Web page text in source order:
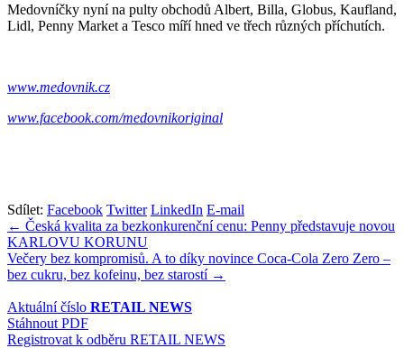
Medovníčky nyní na pulty obchodů Albert, Billa, Globus, Kaufland,
Lidl, Penny Market a Tesco míří hned ve třech různých příchutích.
www.medovnik.cz
www.facebook.com/medovnikoriginal
Sdílet: Facebook Twitter LinkedIn E-mail
Navigace
pro
příspěvek
← Česká kvalita za bezkonkurenční cenu: Penny představuje novou
KARLOVU KORUNU
Večery bez kompromisů. A to díky novince Coca-Cola Zero Zero –
bez cukru, bez kofeinu, bez starostí →
Aktuální číslo RETAIL NEWS
Stáhnout PDF
Registrovat k odběru RETAIL NEWS